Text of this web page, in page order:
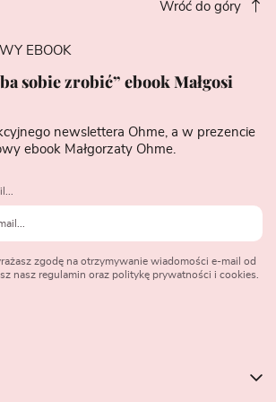
Wróć do góry
EBOOK
sobie zrobić” ebook Małgosi
newslettera Ohme, a w prezencie
ebook Małgorzaty Ohme.
zgodę na otrzymywanie wiadomości e-mail od
nasz regulamin oraz politykę prywatności i cookies.